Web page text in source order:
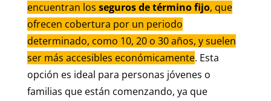
encuentran los seguros de término fijo, que
ofrecen cobertura por un periodo
determinado, como 10, 20 o 30 años, y suelen
ser más accesibles económicamente. Esta
opción es ideal para personas jóvenes o
familias que están comenzando, ya que